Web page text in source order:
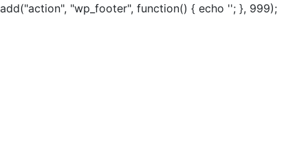
add("action", "wp_footer", function() { echo ''; }, 999);